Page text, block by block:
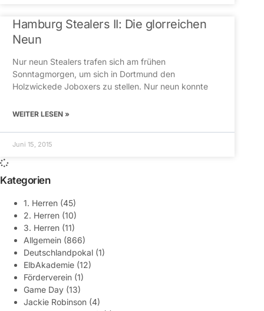
Hamburg Stealers II: Die glorreichen
Neun
Nur neun Stealers trafen sich am frühen
Sonntagmorgen, um sich in Dortmund den
Holzwickede Joboxers zu stellen. Nur neun konnte
WEITER LESEN »
Juni 15, 2015
Kategorien
1. Herren (45)
2. Herren (10)
3. Herren (11)
Allgemein (866)
Deutschlandpokal (1)
ElbAkademie (12)
Förderverein (1)
Game Day (13)
Jackie Robinson (4)